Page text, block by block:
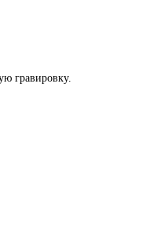
гравировку.